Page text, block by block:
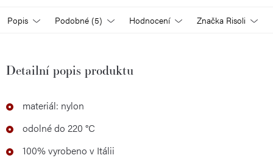
Popis Podobné (5) Hodnocení Značka Risoli
Detailní popis produktu
materiál: nylon
odolné do 220 °C
100% vyrobeno v Itálii